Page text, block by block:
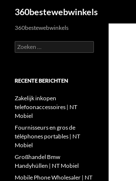
360bestewebwinkels
360bestewebwinkels
Zoeken
naar:
RECENTE BERICHTEN
Zakelijk inkopen
telefoonaccessoires | NT
Mobiel
Fournisseurs en gros de
téléphones portables | NT
Mobiel
Großhandel Bmw
Handyhüllen | NT Mobiel
Mobile Phone Wholesaler | NT